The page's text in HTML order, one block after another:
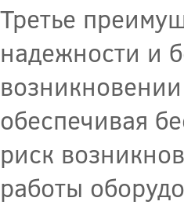
Третье
надежности и
обеспечивая
риск
работы